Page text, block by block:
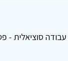
סוציאלית -